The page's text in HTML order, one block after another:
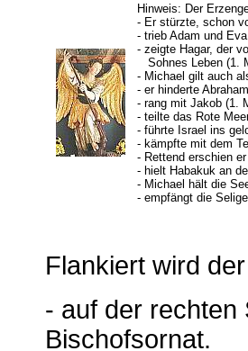
Hinweis: Der
- Er stürzte, schon
- trieb Adam und
- zeigte Hagar, der
Sohnes Leben (1.
- Michael gilt auch
- er hinderte
- rang mit Jakob (1.
- teilte das Rote
- führte Israel ins
- kämpfte mit dem
- Rettend erschien
- hielt Habakuk an
- Michael hält die
- empfängt die
Flankiert wird
- auf der rechten
Bischofsornat.